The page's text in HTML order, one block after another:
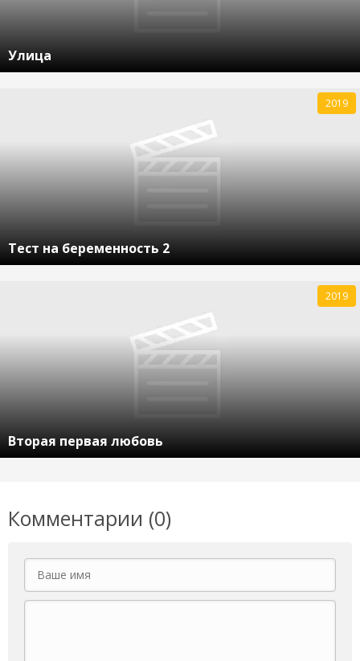
Улица
Тест на беременность 2
2019
Вторая первая любовь
2019
Комментарии (0)